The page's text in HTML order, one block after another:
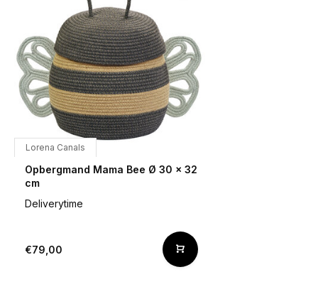
Lorena Canals
Opbergmand Mama Bee Ø 30 x 32
cm
Deliverytime
€79,00